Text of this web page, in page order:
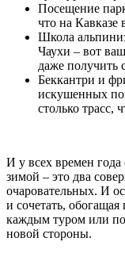
Посещение
что на
Школа
Чаухи – вот
даже получить
Беккантри и
искушенных
столько трасс,
И у всех времен
зимой – это два
очаровательных. И
и сочетать,
каждым туром или
новой стороны.